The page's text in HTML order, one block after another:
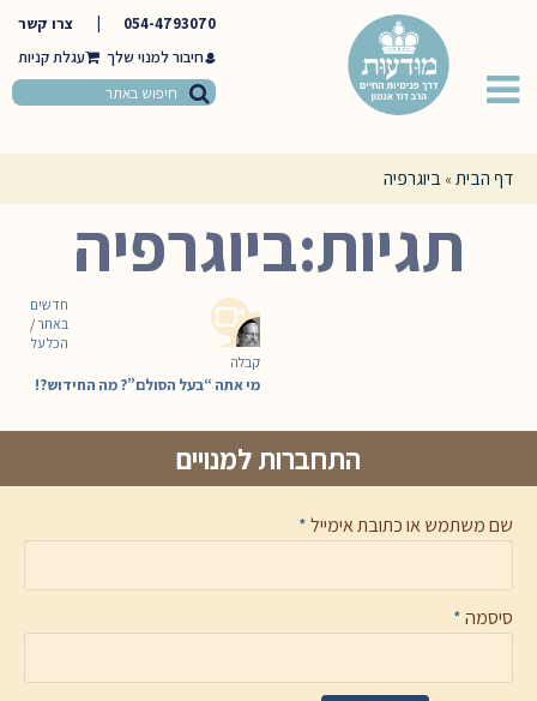
054-4793070
צרו קשר
חיבור למנוי שלך
דף הבית» ביוגרפיה
תגיות:ביוגרפיה
חדשים
באתר/
הכל על
קבלה
מי אתה “בעל הסולם”? מה החידוש?!
התחברות למנויים
שם משתמש או כתובת אימייל*
סיסמה*